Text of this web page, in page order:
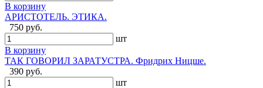
В корзину
АРИСТОТЕЛЬ. ЭТИКА.
750 руб.
шт
В корзину
ТАК ГОВОРИЛ ЗАРАТУСТРА. Фридрих Ницше.
390 руб.
шт